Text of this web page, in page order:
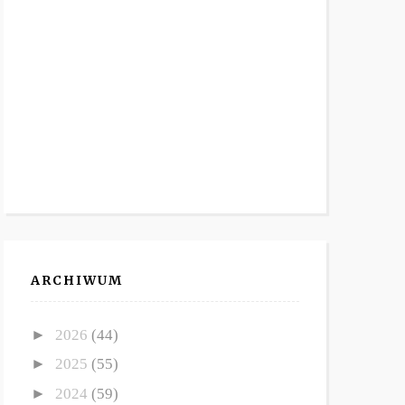
ARCHIWUM
► 2026(44)
► 2025(55)
► 2024(59)